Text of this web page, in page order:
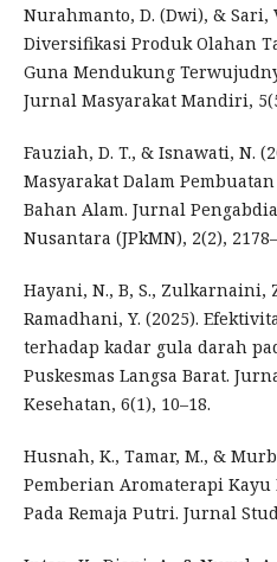
Nurahmanto, D. (Dwi), & Sari,
Diversifikasi Produk Olahan
Guna Mendukung
Jurnal Masyarakat Mandiri,
Fauziah, D. T., & Isnawati, N.
Masyarakat Dalam
Bahan Alam. Jurnal
Nusantara (JPkMN), 2(2),
Hayani, N., B, S., Zulkarnaini,
Ramadhani, Y. (2025).
terhadap kadar gula darah
Puskesmas Langsa Barat.
Kesehatan, 6(1), 10–18.
Husnah, K., Tamar, M., &
Pemberian Aromaterapi
Pada Remaja Putri. Jurnal